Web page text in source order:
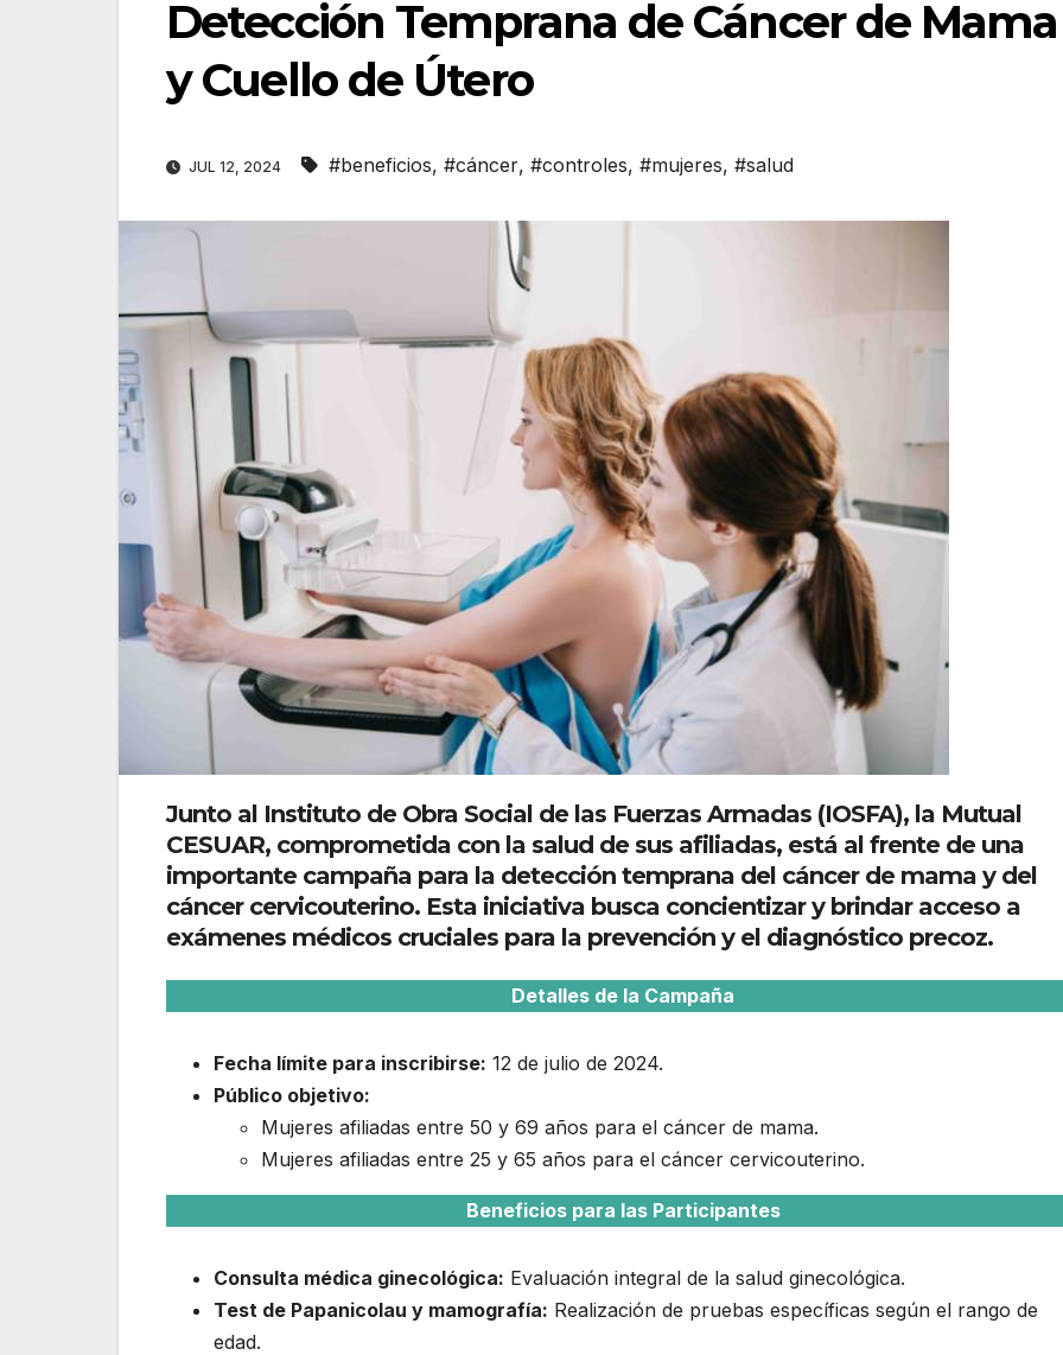
Detección Temprana de Cáncer de Mama
y Cuello de Útero
JUL 12, 2024 #beneficios, #cáncer, #controles, #mujeres, #salud
Junto al Instituto de Obra Social de las Fuerzas Armadas (IOSFA), la Mutual
CESUAR, comprometida con la salud de sus afiliadas, está al frente de una
importante campaña para la detección temprana del cáncer de mama y del
cáncer cervicouterino. Esta iniciativa busca concientizar y brindar acceso a
exámenes médicos cruciales para la prevención y el diagnóstico precoz.
Detalles de la Campaña
Fecha límite para inscribirse: 12 de julio de 2024.
Público objetivo:
Mujeres afiliadas entre 50 y 69 años para el cáncer de mama.
Mujeres afiliadas entre 25 y 65 años para el cáncer cervicouterino.
Beneficios para las Participantes
Consulta médica ginecológica: Evaluación integral de la salud ginecológica.
Test de Papanicolau y mamografía: Realización de pruebas específicas según el rango de
edad.